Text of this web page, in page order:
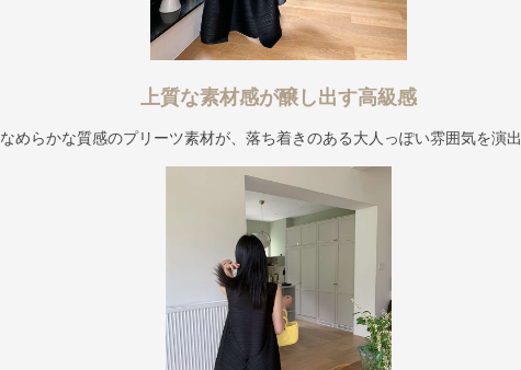
上質な素材感が醸し出す高級感
なめらかな質感のプリーツ素材が、落ち着きのある大人っぽい雰囲気を演出